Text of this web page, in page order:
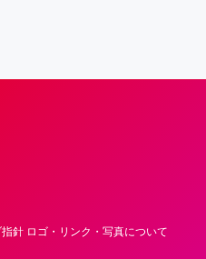
針 ロゴ・リンク・写真について